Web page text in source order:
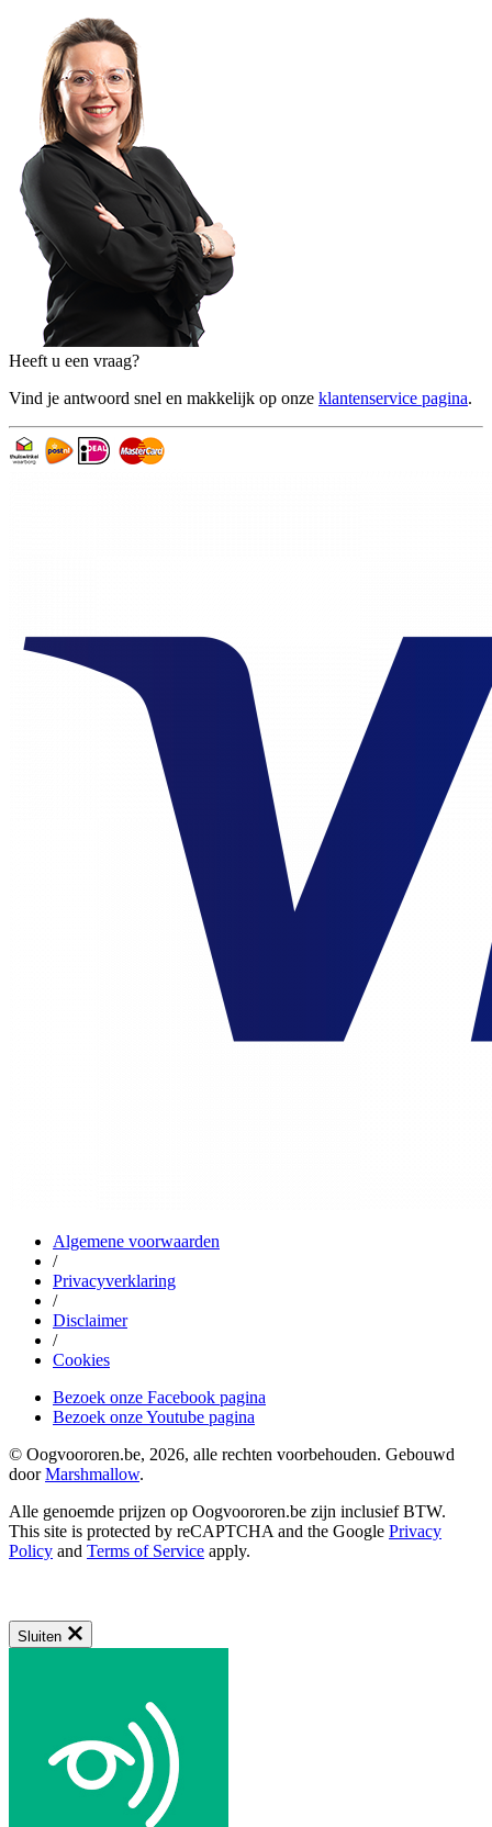
Heeft u een vraag?
Vind je antwoord snel en makkelijk op onze klantenservice pagina.
Algemene voorwaarden
/
Privacyverklaring
/
Disclaimer
/
Cookies
Bezoek onze Facebook pagina
Bezoek onze Youtube pagina
© Oogvoororen.be, 2026, alle rechten voorbehouden. Gebouwd
doorMarshmallow.
Alle genoemde prijzen op Oogvoororen.be zijn inclusief BTW.
This site is protected by reCAPTCHA and the Google Privacy
Policy and Terms of Service apply.
Sluiten